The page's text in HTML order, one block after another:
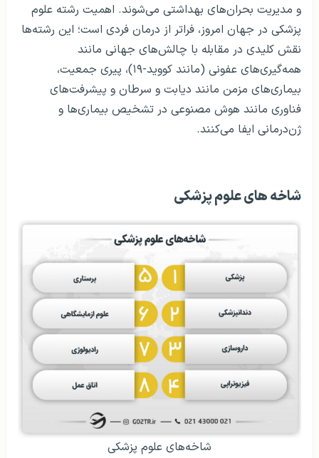
و مدیریت بحران‌های بهداشتی می‌شوند. اهمیت رشته علوم
پزشکی در جهان امروز، فراتر از درمان فردی است؛ این رشته‌ها
نقش کلیدی در مقابله با چالش‌های جهانی مانند
همه‌گیری‌های عفونی (مانند کووید-۱۹)، پیری جمعیت،
بیماری‌های مزمن مانند دیابت و سرطان و پیشرفت‌های
فناوری مانند هوش مصنوعی در تشخیص بیماری‌ها و
ژن‌درمانی ایفا می‌کنند.
شاخه های علوم پزشکی
شاخه‌های علوم پزشکی